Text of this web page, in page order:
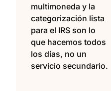
multimoneda y la
categorización lista
para el IRS son lo
que hacemos todos
los días, no un
servicio secundario.